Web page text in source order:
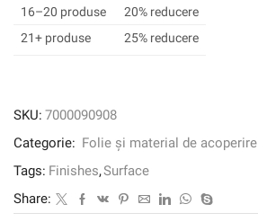
Culoare
solidă,
mm
50
m
16–20 produse
20% reducere
21+ produse
25% reducere
SKU: 7000090908
Categorie: Folie și material de acoperire
Tags: Finishes,Surface
Share: